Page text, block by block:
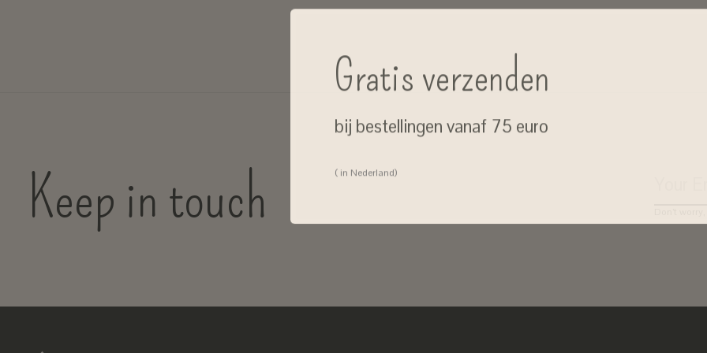
Keep in touch
Gratis verzenden
bij bestellingen vanaf 75 euro
( in Nederland)